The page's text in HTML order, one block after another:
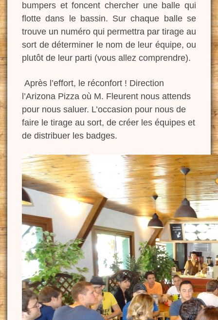
bumpers et foncent chercher une balle qui
flotte dans le bassin. Sur chaque balle se
trouve un numéro qui permettra par tirage au
sort de déterminer le nom de leur équipe, ou
plutôt de leur parti (vous allez comprendre).
Après l’effort, le réconfort ! Direction
l’Arizona Pizza où M. Fleurent nous attends
pour nous saluer. L’occasion pour nous de
faire le tirage au sort, de créer les équipes et
de distribuer les badges.